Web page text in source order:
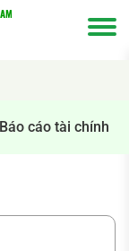
Báo cáo tài chính